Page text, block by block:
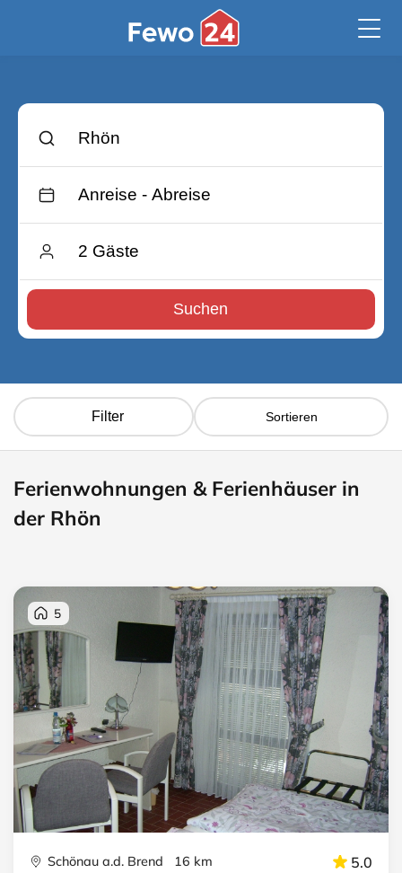
Suchen
Filter Sortieren
Ferienwohnungen & Ferienhäuser in
der Rhön
5
Schönau a.d. Brend 16 km 5.0